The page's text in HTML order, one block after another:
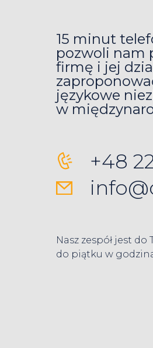
15 minut
pozwoli nam
firmę i jej
językowe
w
+48
Nasz zespół jest
do piątku w